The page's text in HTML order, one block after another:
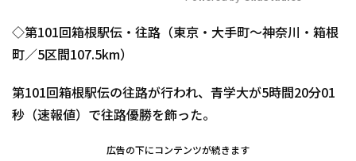
Mute
◇第101回箱根駅伝・往路（東京・大手町～神奈川・箱根
町／5区間107.5km）
第101回箱根駅伝の往路が行われ、青学大が5時間20分01
秒（速報値）で往路優勝を飾った。
広告の下にコンテンツが続きます